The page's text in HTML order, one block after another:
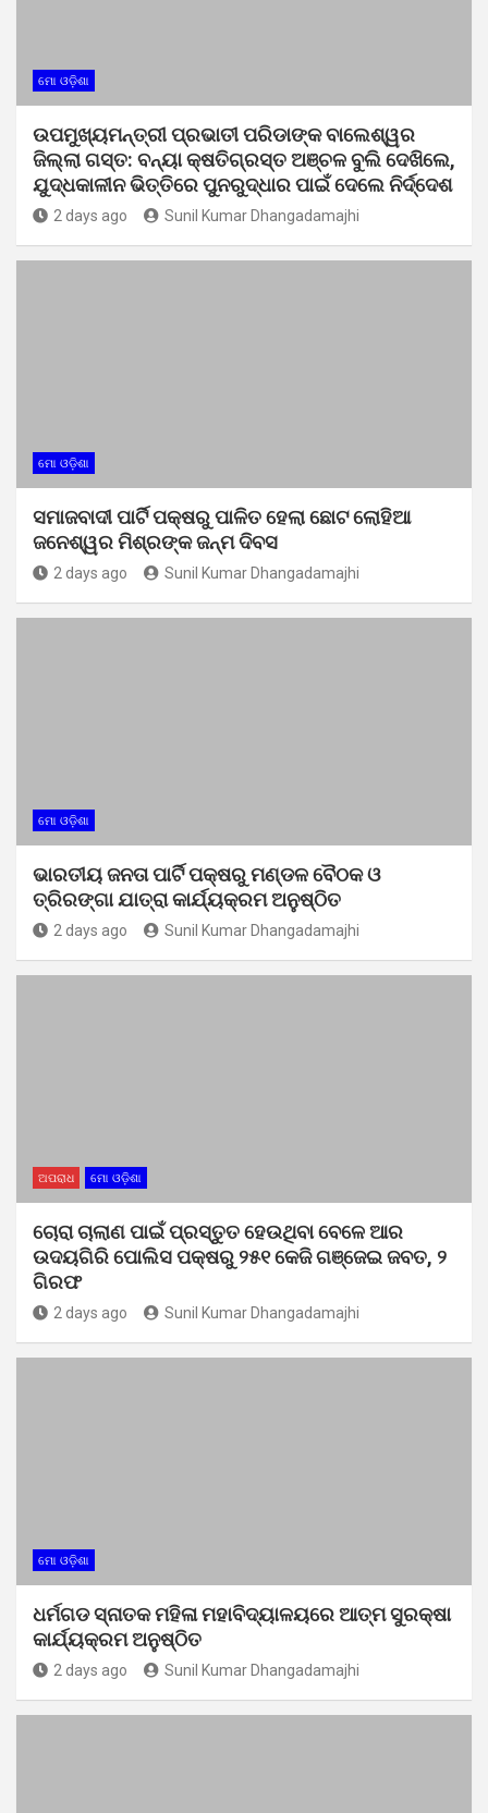
ମୋ ଓଡ଼ିଶା
ଉପମୁଖ୍ୟମନ୍ତ୍ରୀ ପ୍ରଭାତୀ ପରିଡାଙ୍କ ବାଲେଶ୍ୱର
ଜିଲ୍ଲା ଗସ୍ତ: ବନ୍ୟା କ୍ଷତିଗ୍ରସ୍ତ ଅଞ୍ଚଳ ବୁଲି ଦେଖିଲେ,
ଯୁଦ୍ଧକାଳୀନ ଭିତ୍ତିରେ ପୁନରୁଦ୍ଧାର ପାଇଁ ଦେଲେ ନିର୍ଦ୍ଦେଶ
2 days ago Sunil Kumar Dhangadamajhi
ମୋ ଓଡ଼ିଶା
ସମାଜବାଦୀ ପାର୍ଟି ପକ୍ଷରୁ ପାଳିତ ହେଲା ଛୋଟ ଲୋହିଆ
ଜନେଶ୍ୱର ମିଶ୍ରଙ୍କ ଜନ୍ମ ଦିବସ
2 days ago Sunil Kumar Dhangadamajhi
ମୋ ଓଡ଼ିଶା
ଭାରତୀୟ ଜନତା ପାର୍ଟି ପକ୍ଷରୁ ମଣ୍ଡଳ ବୈଠକ ଓ
ତ୍ରିରଙ୍ଗା ଯାତ୍ରା କାର୍ଯ୍ୟକ୍ରମ ଅନୁଷ୍ଠିତ
2 days ago Sunil Kumar Dhangadamajhi
ଅପରାଧ ମୋ ଓଡ଼ିଶା
ଚୋରା ଚାଲାଣ ପାଇଁ ପ୍ରସ୍ତୁତ ହେଉଥିବା ବେଳେ ଆର
ଉଦୟଗିରି ପୋଲିସ ପକ୍ଷରୁ ୨୫୧ କେଜି ଗଞ୍ଜେଇ ଜବତ, ୨
ଗିରଫ
2 days ago Sunil Kumar Dhangadamajhi
ମୋ ଓଡ଼ିଶା
ଧର୍ମଗଡ ସ୍ନାତକ ମହିଳା ମହାବିଦ୍ୟାଳୟରେ ଆତ୍ମ ସୁରକ୍ଷା
କାର୍ଯ୍ୟକ୍ରମ ଅନୁଷ୍ଠିତ
2 days ago Sunil Kumar Dhangadamajhi